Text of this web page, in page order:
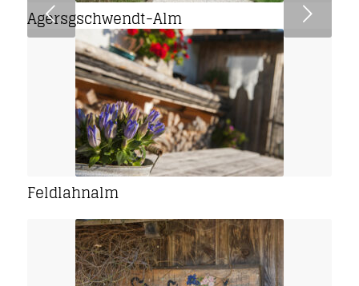
Agersgschwendt-Alm
Feldlahnalm
Weiter